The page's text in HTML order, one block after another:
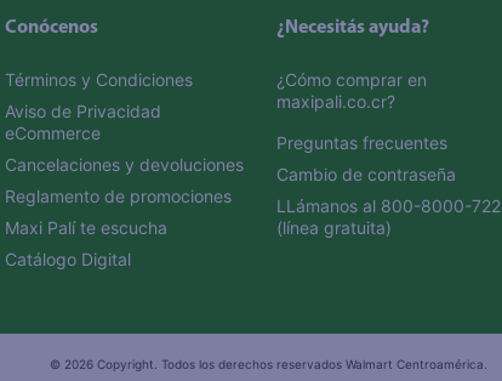
Conócenos
Términos y Condiciones
Aviso de Privacidad
eCommerce
Cancelaciones y devoluciones
Reglamento de promociones
Maxi Palí te escucha
Catálogo Digital
¿Necesitás ayuda?
¿Cómo comprar en
maxipali.co.cr?
Preguntas frecuentes
Cambio de contraseña
LLámanos al 800-8000-722
(línea gratuita)
© 2026 Copyright. Todos los derechos reservados Walmart Centroamérica.